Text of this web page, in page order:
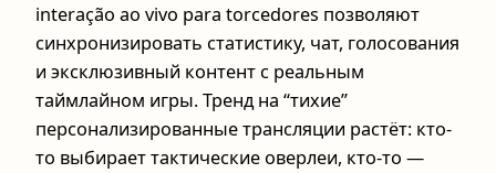
interação ao vivo para torcedores позволяют
синхронизировать статистику, чат, голосования
и эксклюзивный контент с реальным
таймлайном игры. Тренд на “тихие”
персонализированные трансляции растёт: кто-
то выбирает тактические оверлеи, кто-то —